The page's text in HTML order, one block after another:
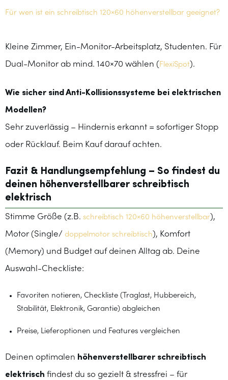
Für wen ist ein schreibtisch 120×60 höhenverstellbar geeignet?
Kleine Zimmer, Ein-Monitor-Arbeitsplatz, Studenten. Für
Dual-Monitor ab mind. 140×70 wählen ( FlexiSpot).
Wie sicher sind Anti-Kollisionssysteme bei elektrischen
Modellen?
Sehr zuverlässig – Hindernis erkannt = sofortiger Stopp
oder Rücklauf. Beim Kauf darauf achten.
Fazit & Handlungsempfehlung – So findest du
deinen höhenverstellbarer schreibtisch
elektrisch
Stimme Größe (z.B. schreibtisch 120×60 höhenverstellbar),
Motor (Single/ doppelmotor schreibtisch ), Komfort
(Memory) und Budget auf deinen Alltag ab. Deine
Auswahl-Checkliste:
Favoriten notieren, Checkliste (Traglast, Hubbereich,
Stabilität, Elektronik, Garantie) abgleichen
Preise, Lieferoptionen und Features vergleichen
Deinen optimalen höhenverstellbarer schreibtisch
elektrisch findest du so gezielt & stressfrei – für